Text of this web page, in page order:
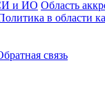
и ИО Область
в области
связь